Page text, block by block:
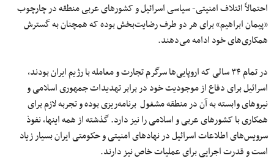
احتمالاً ائتلاف امنیتی- سیاسی اسرائیل و کشورهای عربی منطقه در چارچوب
«پیمان ابراهیم» برای هر دو طرف رضایت‌بخش بوده که همچنان به گسترش
همکاری‌های خود ادامه می‌دهند.
در تمام ۳۴ سالی که اروپایی‌ها سرگرم تجارت و معامله با رژیم ایران بودند،
اسرائیل برای دفاع از موجودیت خود در برابر تهدیدات جمهوری اسلامی و
نیروهای وابسته به آن در منطقه‌ مشغول برنامه‌ریزی بوده و تجربه لازم برای
همکاری با کشورهای عربی و اسلامی را نیز دارد. گذشته از همه اینها، نفوذ
سرویس‌های اطلاعات اسرائیل در نهادهای امنیتی و حکومتی ایران بسیار زیاد
است و قدرت اجرایی برای عملیات خاص نیز دارند.